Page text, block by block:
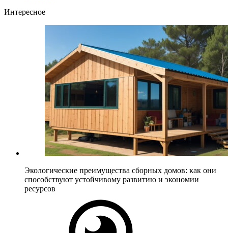
Интересное
Экологические преимущества сборных домов: как они
способствуют устойчивому развитию и экономии
ресурсов